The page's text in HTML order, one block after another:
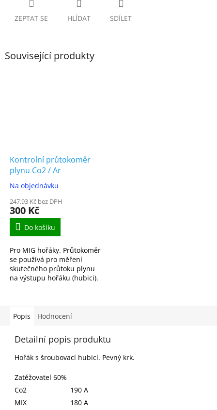
ZEPTAT SE HLÍDAT SDÍLET
Související produkty
Kontrolní průtokoměr
plynu Co2 / Ar
Na objednávku
247,93 Kč bez DPH
300 Kč
Do košíku
Pro MIG hořáky. Průtokoměr
se používá pro měření
skutečného průtoku plynu
na výstupu hořáku (hubici).
Popis Hodnocení
Detailní popis produktu
Hořák s šroubovací hubicí. Pevný krk.
Zatěžovatel 60%
Co2
190 A
MIX
180 A